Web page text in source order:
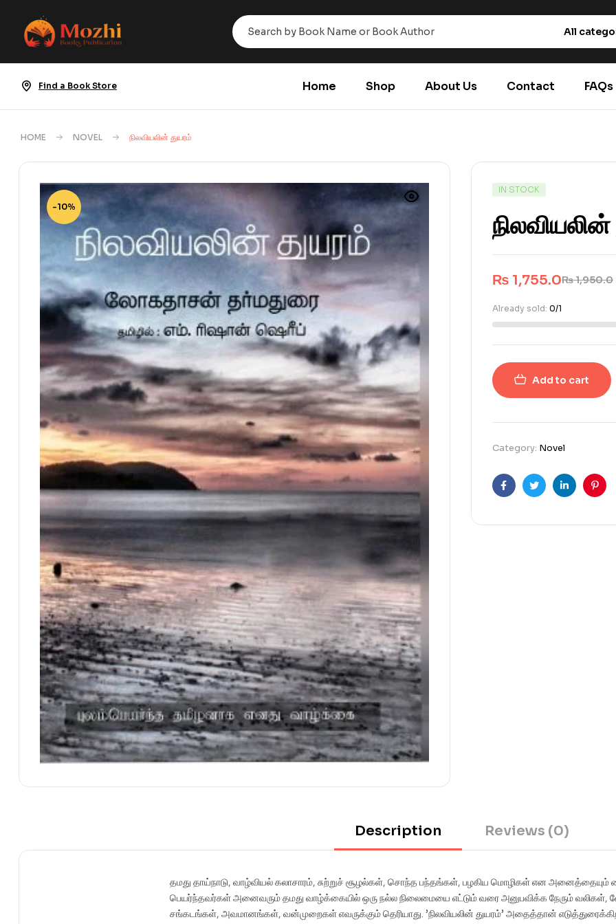
All
Find a Book Store Home Shop About Us Contact FAQs
HOME NOVEL நிலவியலின் துயரம்
-10%
IN STOCK
₨1,950.0
₨ 1,755.0
Already sold: 0/1
Add to cart
Category: Novel
FacebookTwitterLinkedin
Description Reviews (0)
தமது தாய்நாடு, வாழ்வியல் கலாசாரம், சுற்றுச் சூழல்கள், சொந்த பந்தங்கள், பழகிய மொழிகள் என அனைத்தையும்
பெயர்ந்தவர்கள் அனைவரும் தமது வாழ்க்கையில் ஒரு நல்ல நிலைமையை எட்டும் வரை அனுபவிக்க நேரும்
சங்கடங்கள், அவமானங்கள், வன்முறைகள் எவருக்கும் தெரியாது. ’நிலவியலின் துயரம்’ அதைத்தான்